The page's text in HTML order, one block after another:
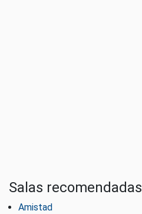
Salas recomendadas
Amistad